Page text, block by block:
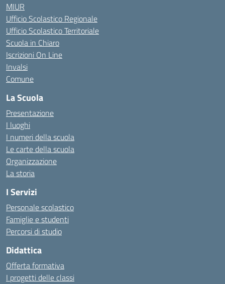
MIUR
Ufficio Scolastico Regionale
Ufficio Scolastico Territoriale
Scuola in Chiaro
Iscrizioni On Line
Invalsi
Comune
La Scuola
Presentazione
I luoghi
I numeri della scuola
Le carte della scuola
Organizzazione
La storia
I Servizi
Personale scolastico
Famiglie e studenti
Percorsi di studio
Didattica
Offerta formativa
I progetti delle classi